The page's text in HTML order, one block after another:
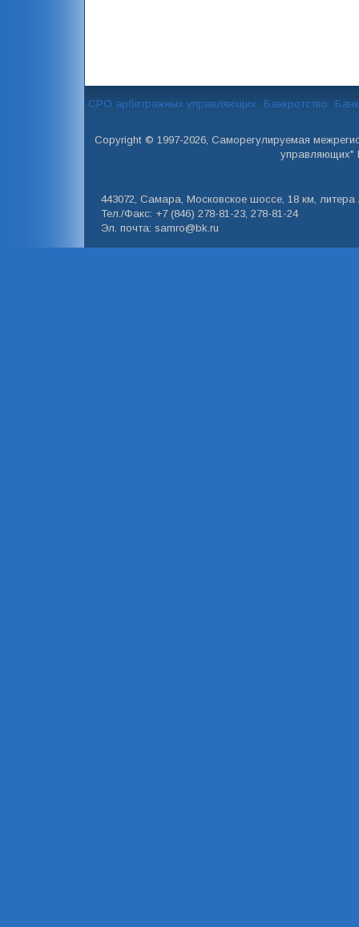
СРО арбитражных управляющих Банкротство
Copyright © 1997-2026, Саморегулируемая
управляющих"
443072, Самара, Московское шоссе, 18 км, литера
Тел./Факс: +7 (846) 278-81-23, 278-81-24
Эл. почта: samro@bk.ru